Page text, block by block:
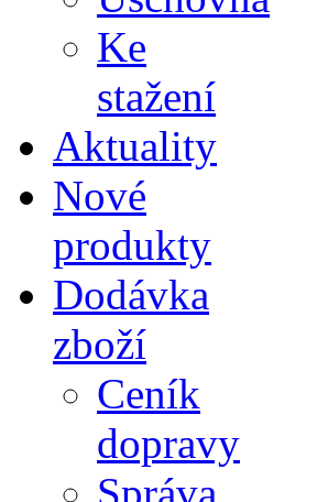
Ke
stažení
Aktuality
Nové
produkty
Dodávka
zboží
Ceník
dopravy
Správa